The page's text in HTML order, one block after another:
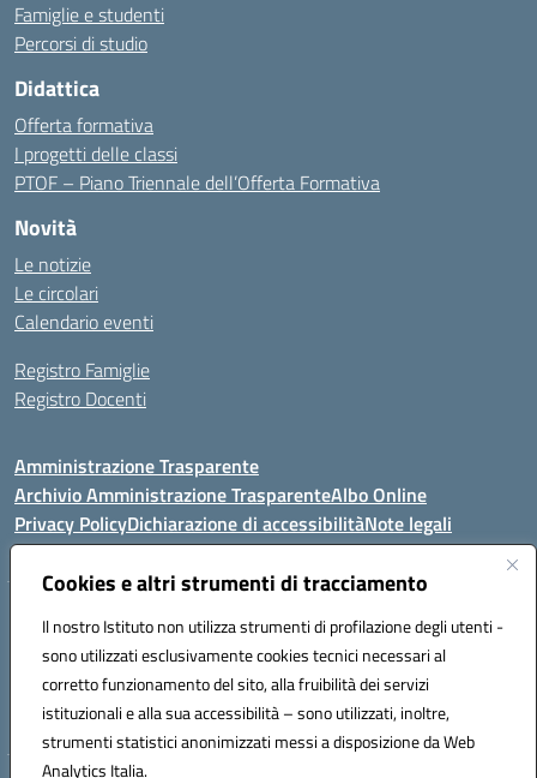
Cookies e altri strumenti di tracciamento
Il nostro Istituto non utilizza strumenti di profilazione degli utenti -
sono utilizzati esclusivamente cookies tecnici necessari al
corretto funzionamento del sito, alla fruibilità dei servizi
istituzionali e alla sua accessibilità – sono utilizzati, inoltre,
strumenti statistici anonimizzati messi a disposizione da Web
Analytics Italia.
Famiglie e studenti
Percorsi di studio
Didattica
Offerta formativa
I progetti delle classi
PTOF – Piano Triennale dell’Offerta Formativa
Novità
Le notizie
Le circolari
Calendario eventi
Registro Famiglie
Registro Docenti
Amministrazione Trasparente
Archivio Amministrazione TrasparenteAlbo Online
Privacy PolicyDichiarazione di accessibilitàNote legali
Istituto Comprensivo Statale
Via Cupa Campanariello, 5 - 80059, Torre del Greco (NA)
Tel. +39 0818834377 - Fax +39 0818834377 - Cod.Fisc. 95170530638
Email: naic8df00a@istruzione.it - PEC: naic8df00a@pec.istruzione.it